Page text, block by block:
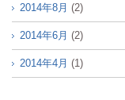
2014年8月 (2)
2014年6月 (2)
2014年4月 (1)